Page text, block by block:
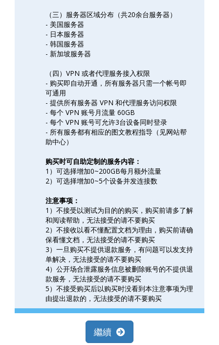
（三）服务器区域分布（共20余台服务器）
- 美国服务器
- 日本服务器
- 韩国服务器
- 新加坡服务器
（四）VPN 或者代理服务接入权限
- 购买即自动开通，所有服务器只需一个帐号即
可通用
- 提供所有服务器 VPN 和代理服务访问权限
- 每个 VPN 账号月流量 60GB
- 每个 VPN 账号可允许3台设备同时登录
- 所有服务都有相应的图文教程指导（见网站帮
助中心）
购买时可自助定制的服务内容：
1）可选择增加0~200GB每月额外流量
2）可选择增加0~5个设备并发连接数
注意事项：
1）不接受以测试为目的的购买，购买前请多了解
和阅读帮助，无法接受的请不要购买
2）不接收以看不懂配置文档为理由，购买前请确
保看懂文档，无法接受的请不要购买
3）一旦购买不提供退款服务，有问题可以发支持
单解决，无法接受的请不要购买
4）公开场合泄露服务信息被删除账号的不提供退
款服务，无法接受的请不要购买
5）不接受购买后以购买时没看到本注意事项为理
由提出退款的，无法接受的请不要购买
繼續